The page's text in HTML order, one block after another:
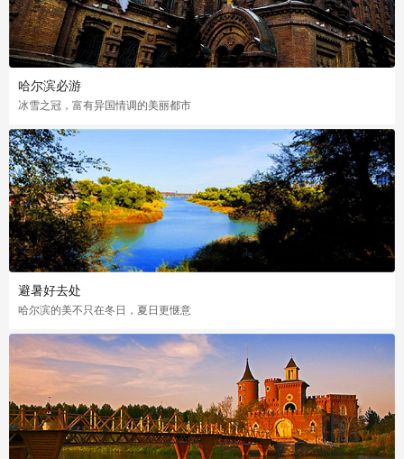
哈尔滨必游
冰雪之冠，富有异国情调的美丽都市
避暑好去处
哈尔滨的美不只在冬日，夏日更惬意